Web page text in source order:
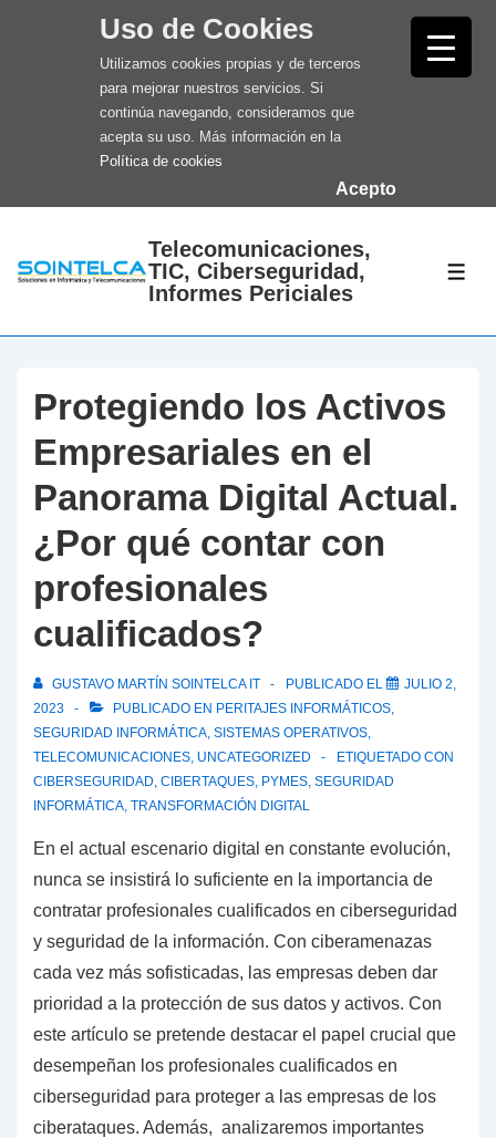
Uso de Cookies
Utilizamos cookies propias y de terceros
para mejorar nuestros servicios. Si
continúa navegando, consideramos que
acepta su uso. Más información en la
Política de cookies
Acepto
Telecomunicaciones,
TIC, Ciberseguridad,
Informes Periciales
Protegiendo los Activos
Empresariales en el
Panorama Digital Actual.
¿Por qué contar con
profesionales
cualificados?
GUSTAVO MARTÍN SOINTELCA IT PUBLICADO EL
JULIO 2,
2023
PUBLICADO EN PERITAJES INFORMÁTICOS,
SEGURIDAD INFORMÁTICA, SISTEMAS OPERATIVOS,
TELECOMUNICACIONES, UNCATEGORIZED
ETIQUETADO CON
CIBERSEGURIDAD, CIBERTAQUES, PYMES, SEGURIDAD
INFORMÁTICA, TRANSFORMACIÓN DIGITAL
En el actual escenario digital en constante evolución,
nunca se insistirá lo suficiente en la importancia de
contratar profesionales cualificados en ciberseguridad
y seguridad de la información. Con ciberamenazas
cada vez más sofisticadas, las empresas deben dar
prioridad a la protección de sus datos y activos. Con
este artículo se pretende destacar el papel crucial que
desempeñan los profesionales cualificados en
ciberseguridad para proteger a las empresas de los
ciberataques. Además, analizaremos importantes